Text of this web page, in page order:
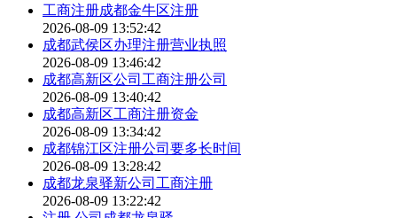
工商注册成都金牛区注册
2026-08-09 13:52:42
成都武侯区办理注册营业执照
2026-08-09 13:46:42
成都高新区公司工商注册公司
2026-08-09 13:40:42
成都高新区工商注册资金
2026-08-09 13:34:42
成都锦江区注册公司要多长时间
2026-08-09 13:28:42
成都龙泉驿新公司工商注册
2026-08-09 13:22:42